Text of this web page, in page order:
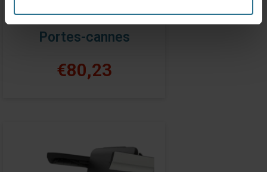
Portes-cannes
€80,23